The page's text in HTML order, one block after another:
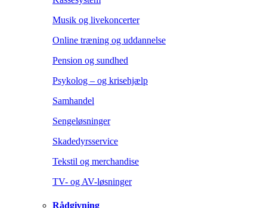
Musik og livekoncerter
Online træning og uddannelse
Pension og sundhed
Psykolog – og krisehjælp
Samhandel
Sengeløsninger
Skadedyrsservice
Tekstil og merchandise
TV- og AV-løsninger
Rådgivning